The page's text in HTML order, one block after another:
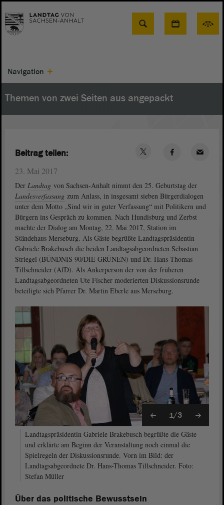
Suche
Navigation
Themen von zwei Seiten aus angepackt
23. Mai 2017
Der Landtag von Sachsen-Anhalt nimmt den 25. Geburtstag der
Landesverfassung zum Anlass, in insgesamt sieben Bürgerdialogen
unter dem Motto „Sind wir in guter Verfassung“ mit Politikern und
Bürgern ins Gespräch zu kommen. Nach Hundisburg und Zerbst
machte der Dialog am Montag, 22. Mai 2017, Station im
Ständehaus Merseburg. Als Gäste begrüßte Landtagspräsidentin
Gabriele Brakebusch die beiden Landtagsabgeordneten Sebastian
Striegel (BÜNDNIS 90/DIE GRÜNEN) und Dr. Hans-Thomas
Tillschneider (AfD). Als Ankerperson der von der früheren
Landtagsabgeordneten Ute Fischer moderierten Diskussionsrunde
beteiligte sich Pfarrer Dr. Martin Eberle aus Merseburg.
1/3
Landtagspräsidentin Gabriele Brakebusch begrüßte die Gäste
und erklärte am Beginn der Veranstaltung noch einmal die
Spielregeln der Diskussionsrunde. Vorn im Bild: der
Landtagsabgeordnete Dr. Hans-Thomas Tillschneider. Foto:
Stefan Müller
Über das politische Bewusstsein
Beitrag teilen: